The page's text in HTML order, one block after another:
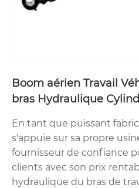
Boom aérien Travail
bras Hydraulique
En tant que puissant
s'appuie sur sa propre
fournisseur de confiance
clients avec son prix
hydraulique du bras de